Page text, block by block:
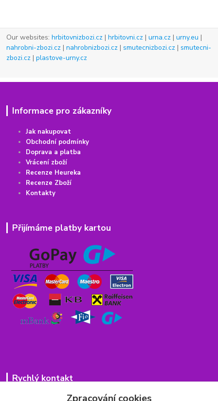
Our websites:hrbitovnizbozi.cz |hrbitovni.cz |urna.cz |urny.eu |
nahrobni-zbozi.cz |nahrobnizbozi.cz |smutecnizbozi.cz |smutecni-
zbozi.cz |plastove-urny.cz
Informace pro zákazníky
Jak nakupovat
Obchodní podmínky
Doprava a platba
Vrácení zboží
Recenze Heureka
Recenze Zboží
Kontakty
Přijímáme platby kartou
Rychlý kontakt
Zpracování cookies